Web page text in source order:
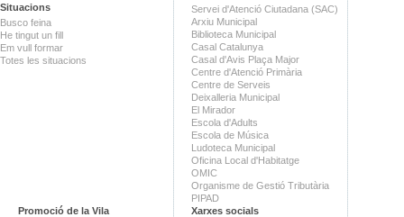
Situacions
Busco feina
He tingut un fill
Em vull formar
Totes les situacions
Servei d'Atenció Ciutadana (SAC)
Arxiu Municipal
Biblioteca Municipal
Casal Catalunya
Casal d'Avis Plaça Major
Centre d'Atenció Primària
Centre de Serveis
Deixalleria Municipal
El Mirador
Escola d'Adults
Escola de Música
Ludoteca Municipal
Oficina Local d'Habitatge
OMIC
Organisme de Gestió Tributària
PIPAD
Promoció de la Vila
Xarxes socials